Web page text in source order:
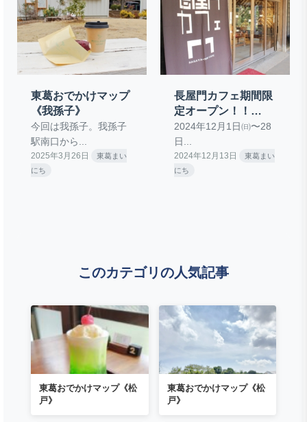
東葛おでかけマップ
《我孫子》
今回は我孫子。我孫子
駅南口から...
2025年3月26日
東葛まい
にち
長屋門カフェ期間限
定オープン！！
《柏》
2024年12月1日㈰〜28
日...
2024年12月13日
東葛まい
にち
このカテゴリの人気記事
東葛おでかけマップ《松
戸》
東葛おでかけマップ《松
戸》